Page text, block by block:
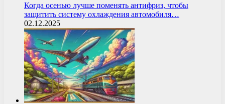
Когда осенью лучше поменять антифриз, чтобы
защитить систему охлаждения автомобиля…
02.12.2025